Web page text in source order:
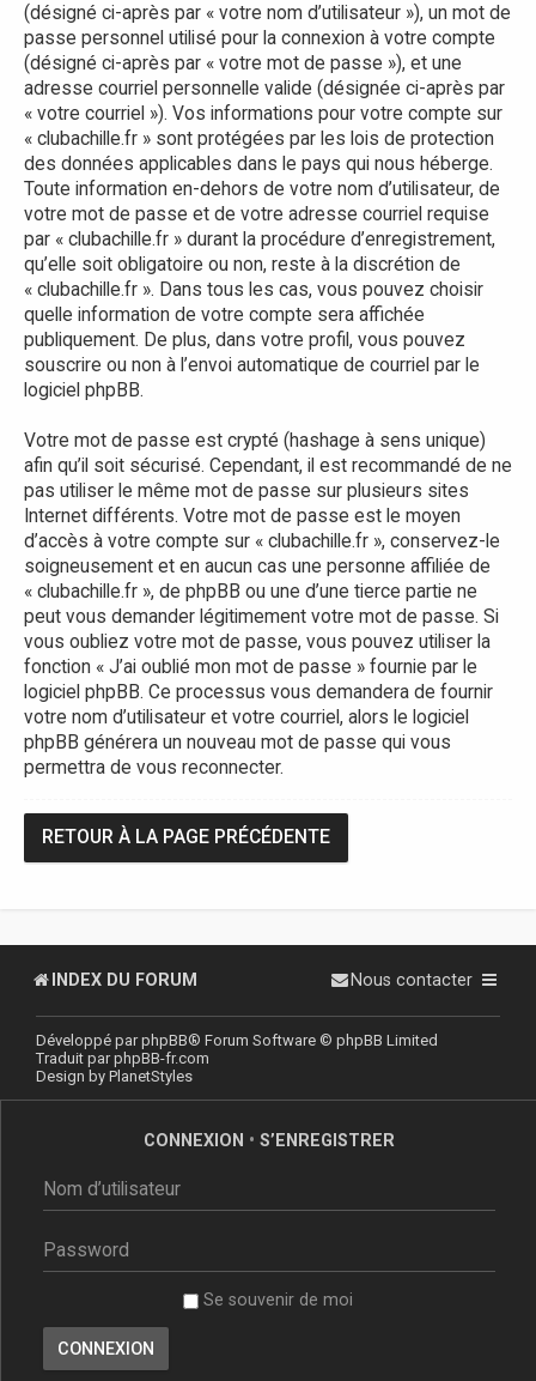
(désigné ci-après par « votre nom d’utilisateur »), un mot de
passe personnel utilisé pour la connexion à votre compte
(désigné ci-après par « votre mot de passe »), et une
adresse courriel personnelle valide (désignée ci-après par
« votre courriel »). Vos informations pour votre compte sur
« clubachille.fr » sont protégées par les lois de protection
des données applicables dans le pays qui nous héberge.
Toute information en-dehors de votre nom d’utilisateur, de
votre mot de passe et de votre adresse courriel requise
par « clubachille.fr » durant la procédure d’enregistrement,
qu’elle soit obligatoire ou non, reste à la discrétion de
« clubachille.fr ». Dans tous les cas, vous pouvez choisir
quelle information de votre compte sera affichée
publiquement. De plus, dans votre profil, vous pouvez
souscrire ou non à l’envoi automatique de courriel par le
logiciel phpBB.
Votre mot de passe est crypté (hashage à sens unique)
afin qu’il soit sécurisé. Cependant, il est recommandé de ne
pas utiliser le même mot de passe sur plusieurs sites
Internet différents. Votre mot de passe est le moyen
d’accès à votre compte sur « clubachille.fr », conservez-le
soigneusement et en aucun cas une personne affiliée de
« clubachille.fr », de phpBB ou une d’une tierce partie ne
peut vous demander légitimement votre mot de passe. Si
vous oubliez votre mot de passe, vous pouvez utiliser la
fonction « J’ai oublié mon mot de passe » fournie par le
logiciel phpBB. Ce processus vous demandera de fournir
votre nom d’utilisateur et votre courriel, alors le logiciel
phpBB générera un nouveau mot de passe qui vous
permettra de vous reconnecter.
RETOUR À LA PAGE PRÉCÉDENTE
INDEX DU FORUM Nous contacter
Développé parphpBB® Forum Software © phpBB Limited
Traduit parphpBB-fr.com
Design by PlanetStyles
CONNEXION • S’ENREGISTRER
Se souvenir de moi